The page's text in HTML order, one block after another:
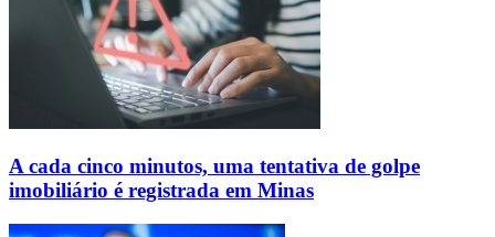
A cada cinco minutos, uma tentativa de golpe
imobiliário é registrada em Minas